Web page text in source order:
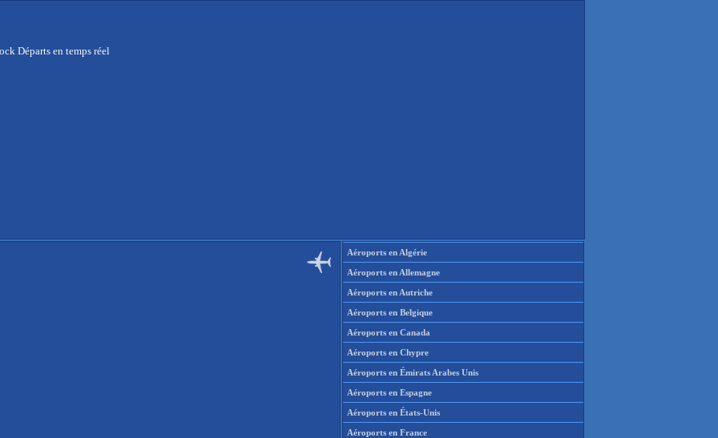
Départs en temps réel
Aéroports en Algérie
Aéroports en Allemagne
Aéroports en Autriche
Aéroports en Belgique
Aéroports en Canada
Aéroports en Chypre
Aéroports en Émirats Arabes Unis
Aéroports en Espagne
Aéroports en États-Unis
Aéroports en France